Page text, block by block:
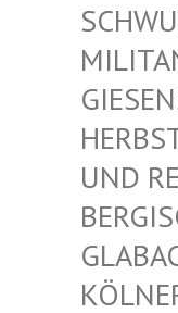
TER!
H
E…,
.,